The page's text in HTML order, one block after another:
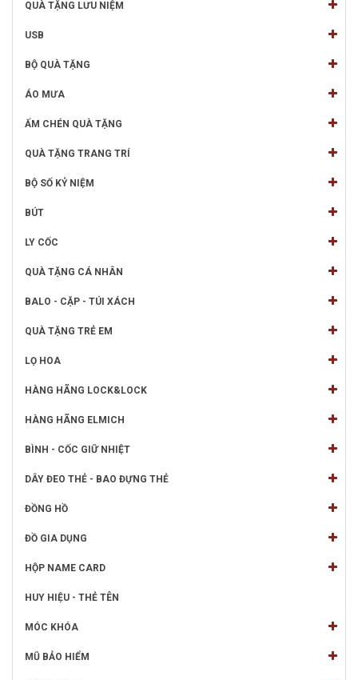
QUÀ TẶNG LƯU NIỆM
USB
BỘ QUÀ TẶNG
ÁO MƯA
ẤM CHÉN QUÀ TẶNG
QUÀ TẶNG TRANG TRÍ
BỘ SỐ KỶ NIỆM
BÚT
LY CỐC
QUÀ TẶNG CÁ NHÂN
BALO - CẶP - TÚI XÁCH
QUÀ TẶNG TRẺ EM
LỌ HOA
HÀNG HÃNG LOCK&LOCK
HÀNG HÃNG ELMICH
BÌNH - CỐC GIỮ NHIỆT
DÂY ĐEO THẺ - BAO ĐỰNG THẺ
ĐỒNG HỒ
ĐỒ GIA DỤNG
HỘP NAME CARD
HUY HIỆU - THẺ TÊN
MÓC KHÓA
MŨ BẢO HIỂM